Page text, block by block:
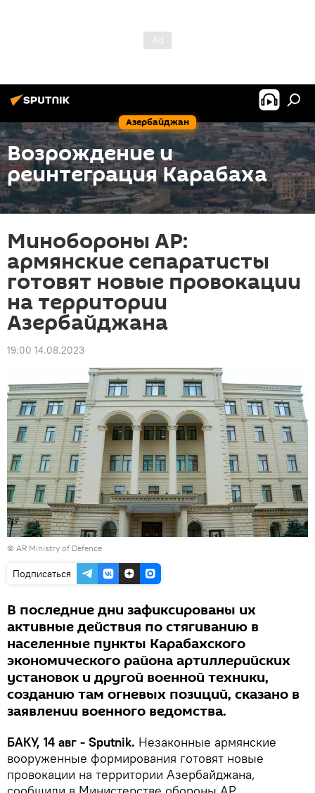
Азербайджан
Возрождение и
реинтеграция Карабаха
Минобороны АР:
армянские сепаратисты
готовят новые провокации
на территории
Азербайджана
19:00 14.08.2023
© AR Ministry of Defence
Подписаться
В последние дни зафиксированы их
активные действия по стягиванию в
населенные пункты Карабахского
экономического района артиллерийских
установок и другой военной техники,
созданию там огневых позиций, сказано в
заявлении военного ведомства.
БАКУ, 14 авг - Sputnik. Незаконные армянские
вооруженные формирования готовят новые
провокации на территории Азербайджана,